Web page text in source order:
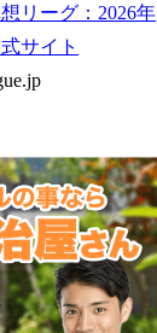
リーグ：2026年
サイト